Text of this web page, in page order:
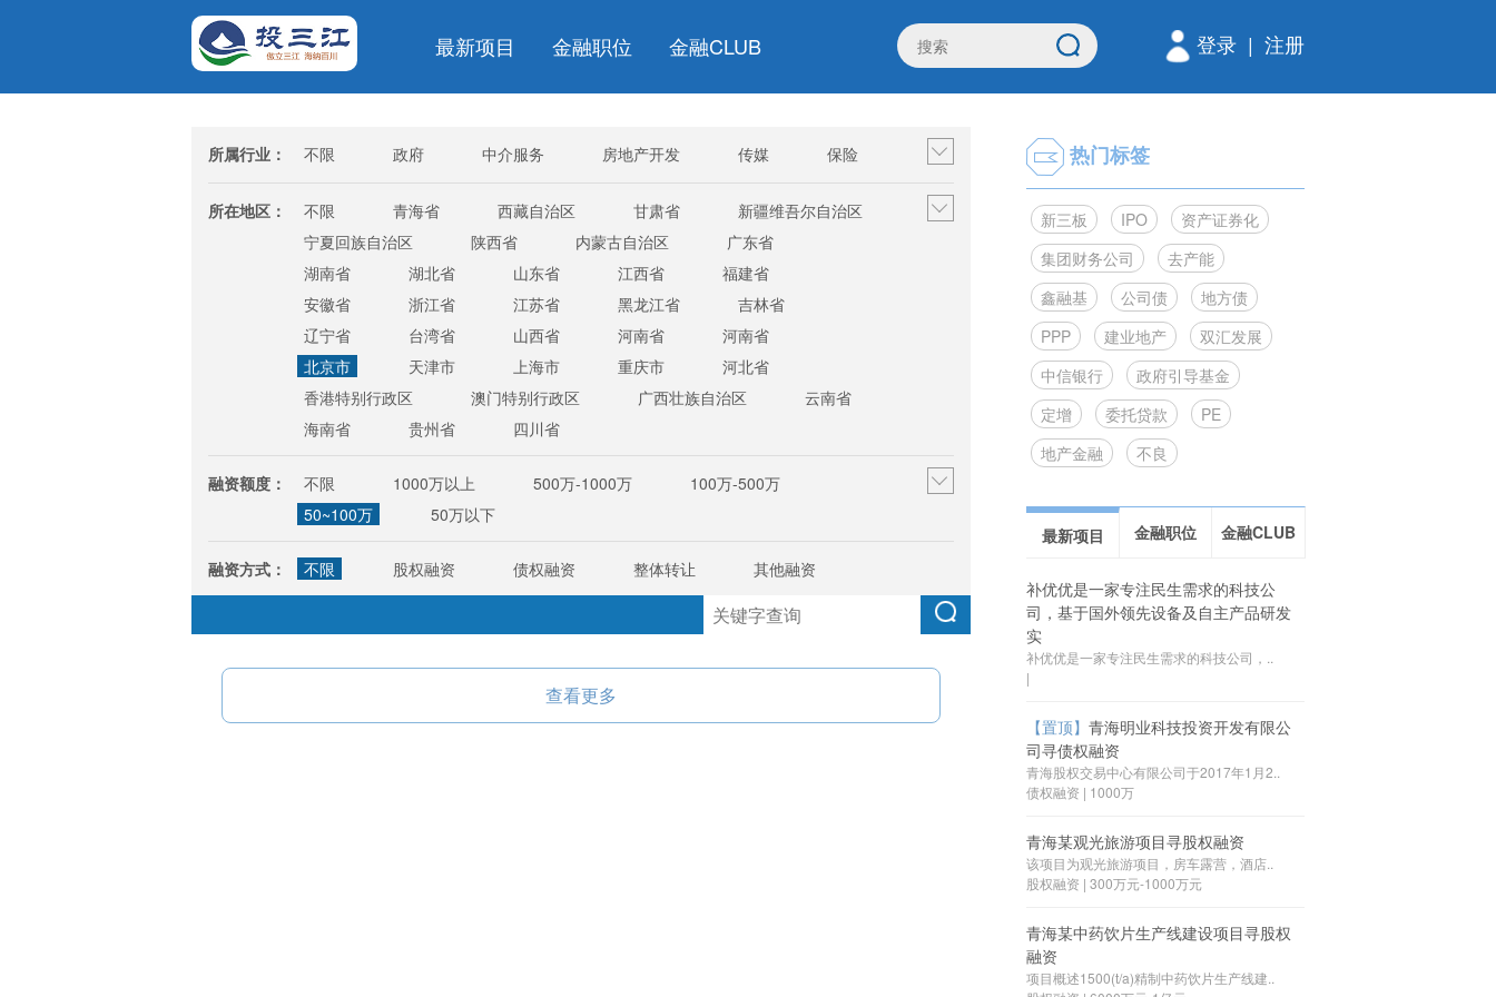
最新项目 金融职位 金融CLUB 登录 | 注册
所属行业： 不限 政府 中介服务 房地产开发 传媒
保险
所在地区：
不限 青海省 西藏自治区 甘肃省
新疆维吾尔自治区
宁夏回族自治区
陕西省 内蒙古自治区
广东省
湖南省
湖北省 山东省 江西省
福建省
安徽省
浙江省 江苏省 黑龙江省
吉林省
辽宁省
台湾省 山西省 河南省
河南省
北京市
天津市 上海市 重庆市
河北省
香港特别行政区
澳门特别行政区 广西壮族自治区
云南省
海南省
贵州省 四川省
融资额度： 不限 1000万以上 500万-1000万
100万-500万
50~100万
50万以下
融资方式： 不限 股权融资 债权融资 整体转让 其他融资
查看更多
热门标签
新三板 IPO
资产证券化
集团财务公司
去产能
鑫融基
公司债
地方债
PPP
建业地产
双汇发展
中信银行
政府引导基金
定增
委托贷款
PE
地产金融
不良
最新项目 金融职位 金融CLUB
补优优是一家专注民生需求的科技公
司，基于国外领先设备及自主产品研发
实
补优优是一家专注民生需求的科技公司，..
|
【置顶】 青海明业科技投资开发有限公
司寻债权融资
青海股权交易中心有限公司于2017年1月2..
债权融资 | 1000万
青海某观光旅游项目寻股权融资
该项目为观光旅游项目，房车露营，酒店..
股权融资 | 300万元-1000万元
青海某中药饮片生产线建设项目寻股权
融资
项目概述1500(t/a)精制中药饮片生产线建..